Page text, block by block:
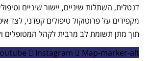
דנטלית, השתלות שיניים, יישור שיניים
מקפידים על פרוטוקול טיפולים קפדני, לצד
תוך מתן תשומת לב מרבית לקהל המטופלים
Instagram Map-marker-alt